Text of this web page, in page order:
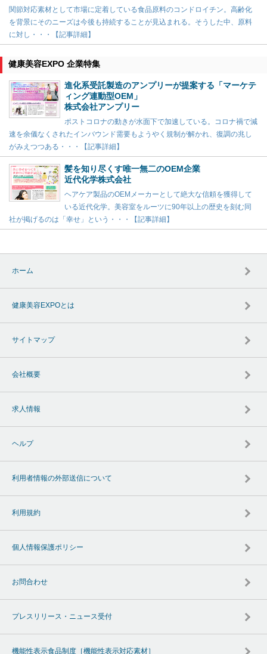
関節対応素材として市場に定着している食品原料のコンドロイチン。高齢化
を背景にそのニーズは今後も持続することが見込まれる。そうした中、原料
に対し・・・【記事詳細】
健康美容EXPO 企業特集
進化系受託製造のアンプリーが提案する「マーケテ
ィング連動型OEM」
株式会社アンプリー
ポストコロナの動きが水面下で加速している。コロナ禍で減
速を余儀なくされたインバウンド需要もようやく規制が解かれ、復調の兆し
がみえつつある・・・【記事詳細】
髪を知り尽くす唯一無二のOEM企業
近代化学株式会社
ヘアケア製品のOEMメーカーとして絶大な信頼を獲得して
いる近代化学。美容室をルーツに90年以上の歴史を刻む同
社が掲げるのは「幸せ」という・・・【記事詳細】
ホーム
健康美容EXPOとは
サイトマップ
会社概要
求人情報
ヘルプ
利用者情報の外部送信について
利用規約
個人情報保護ポリシー
お問合わせ
プレスリリース・ニュース受付
機能性表示食品制度［機能性表示対応素材］